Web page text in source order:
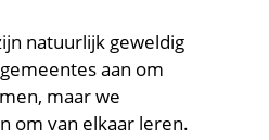
natuurlijk geweldig
aan om
maar we
om van elkaar leren.